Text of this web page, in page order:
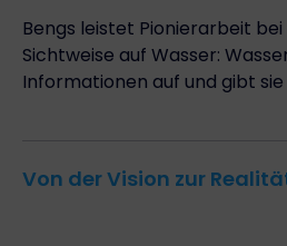
Bengs leistet Pionierarbeit
Sichtweise auf Wasser:
Informationen auf und gibt
Von der Vision zur